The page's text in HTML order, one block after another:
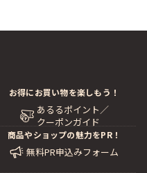
お得にお買い物を楽しもう！
あるるポイント／
クーポンガイド
商品やショップの魅力をPR！
無料PR申込みフォーム